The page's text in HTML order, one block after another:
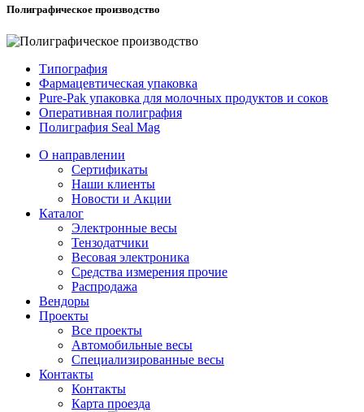
Полиграфическое производство
Типография
Фармацевтическая упаковка
Pure-Pak упаковка для молочных продуктов и соков
Оперативная полиграфия
Полиграфия Seal Mag
О направлении
Сертификаты
Наши клиенты
Новости и Акции
Каталог
Электронные весы
Тензодатчики
Весовая электроника
Средства измерения прочие
Распродажа
Вендоры
Проекты
Все проекты
Автомобильные весы
Специализированные весы
Контакты
Контакты
Карта проезда